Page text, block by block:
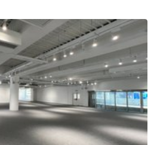
Vergadering Kantoor
Winkel
delen